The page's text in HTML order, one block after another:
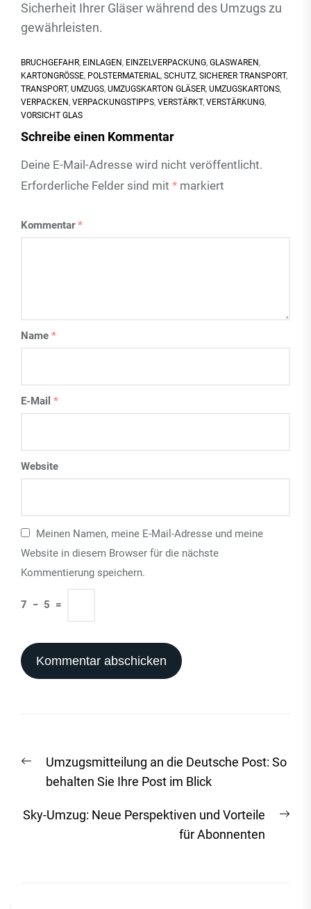
Sicherheit Ihrer Gläser während des Umzugs zu
gewährleisten.
BRUCHGEFAHR, EINLAGEN, EINZELVERPACKUNG, GLASWAREN,
KARTONGRÖSSE , POLSTERMATERIAL, SCHUTZ, SICHERER TRANSPORT,
TRANSPORT, UMZUGS, UMZUGSKARTON GLÄSER, UMZUGSKARTONS,
VERPACKEN, VERPACKUNGSTIPPS, VERSTÄRKT, VERSTÄRKUNG,
VORSICHT GLAS
Schreibe einen Kommentar
Deine E-Mail-Adresse wird nicht veröffentlicht.
Erforderliche Felder sind mit * markiert
Kommentar*
Name *
E-Mail *
Website
Meinen Namen, meine E-Mail-Adresse und meine
Website in diesem Browser für die nächste
Kommentierung speichern.
7 − 5 =
Navigation
Vorheriger
Beitrag:
Umzugsmitteilung an die Deutsche Post: So
behalten Sie Ihre Post im Blick
Sky-Umzug: Neue Perspektiven und Vorteile
für Abonnenten